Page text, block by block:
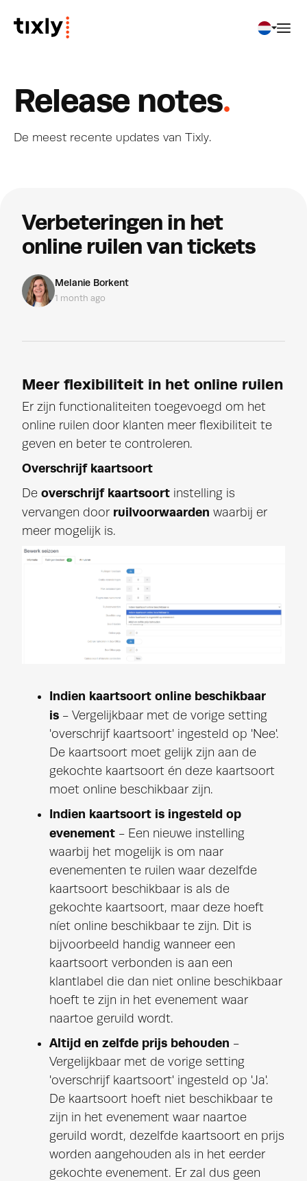
Svenska
Norsk
Íslenska
Suomi
Release notes.
De meest recente updates van Tixly.
Verbeteringen in het
online ruilen van tickets
Melanie Borkent
1 month ago
Meer flexibiliteit in het online ruilen
Er zijn functionaliteiten toegevoegd om het
online ruilen door klanten meer flexibiliteit te
geven en beter te controleren.
Overschrijf kaartsoort
De overschrijf kaartsoort instelling is
vervangen door ruilvoorwaarden waarbij er
meer mogelijk is.
Indien kaartsoort online beschikbaar
is - Vergelijkbaar met de vorige setting
'overschrijf kaartsoort' ingesteld op 'Nee'.
De kaartsoort moet gelijk zijn aan de
gekochte kaartsoort én deze kaartsoort
moet online beschikbaar zijn.
Indien kaartsoort is ingesteld op
evenement - Een nieuwe instelling
waarbij het mogelijk is om naar
evenementen te ruilen waar dezelfde
kaartsoort beschikbaar is als de
gekochte kaartsoort, maar deze hoeft
níet online beschikbaar te zijn. Dit is
bijvoorbeeld handig wanneer een
kaartsoort verbonden is aan een
klantlabel die dan niet online beschikbaar
hoeft te zijn in het evenement waar
naartoe geruild wordt.
Altijd en zelfde prijs behouden -
Vergelijkbaar met de vorige setting
'overschrijf kaartsoort' ingesteld op 'Ja'.
De kaartsoort hoeft niet beschikbaar te
zijn in het evenement waar naartoe
geruild wordt, dezelfde kaartsoort en prijs
worden aangehouden als in het eerder
gekochte evenement. Er zal dus geen